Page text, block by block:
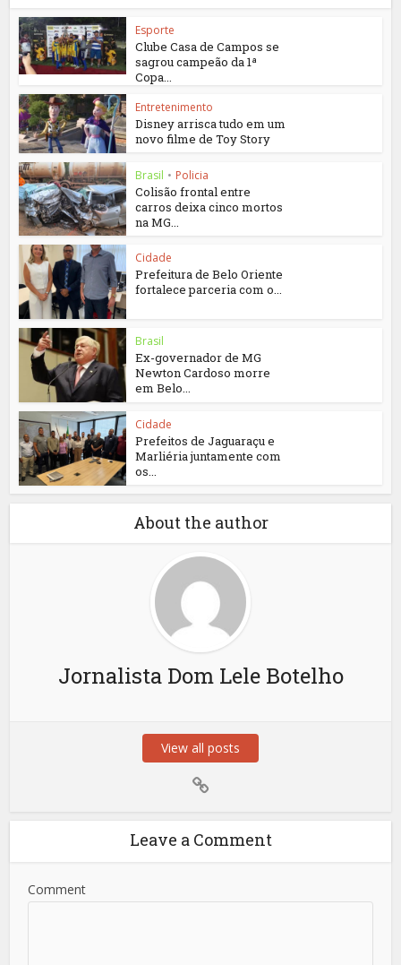
Esporte
Clube Casa de Campos se
sagrou campeão da 1ª
Copa...
Entretenimento
Disney arrisca tudo em um
novo filme de Toy Story
Brasil • Policia
Colisão frontal entre
carros deixa cinco mortos
na MG...
Cidade
Prefeitura de Belo Oriente
fortalece parceria com o...
Brasil
Ex-governador de MG
Newton Cardoso morre
em Belo...
Cidade
Prefeitos de Jaguaraçu e
Marliéria juntamente com
os...
About the author
Jornalista Dom Lele Botelho
View all posts
Leave a Comment
Comment